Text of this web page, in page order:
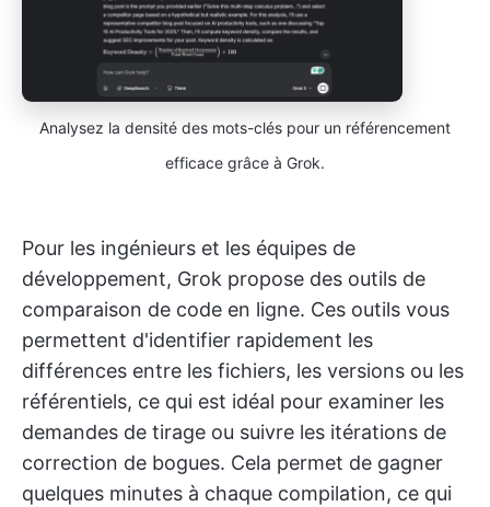
Analysez la densité des mots-clés pour un référencement
efficace grâce à Grok.
Pour les ingénieurs et les équipes de
développement, Grok propose des outils de
comparaison de code en ligne. Ces outils vous
permettent d'identifier rapidement les
différences entre les fichiers, les versions ou les
référentiels, ce qui est idéal pour examiner les
demandes de tirage ou suivre les itérations de
correction de bogues. Cela permet de gagner
quelques minutes à chaque compilation, ce qui